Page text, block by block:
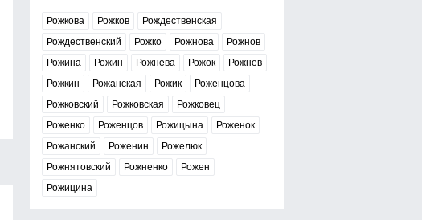
Рожкова Рожков
Рождественская
Рождественский
Рожко Рожнова
Рожнов
Рожина
Рожин Рожнева Рожок
Рожнев
Рожкин
Рожанская Рожик
Роженцова
Рожковский
Рожковская
Рожковец
Роженко
Роженцов Рожицына
Роженок
Рожанский
Роженин
Рожелюк
Рожнятовский
Рожненко
Рожен
Рожицина